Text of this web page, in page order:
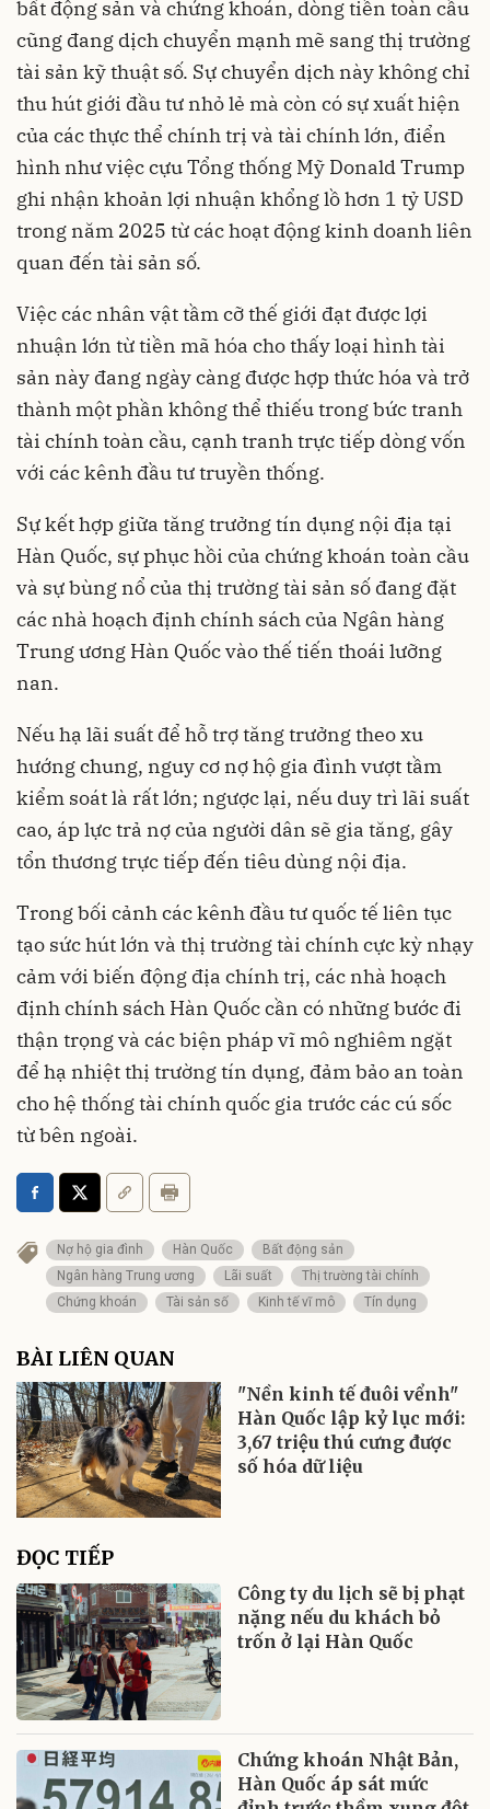
bất động sản và chứng khoán, dòng tiền toàn cầu
cũng đang dịch chuyển mạnh mẽ sang thị trường
tài sản kỹ thuật số. Sự chuyển dịch này không chỉ
thu hút giới đầu tư nhỏ lẻ mà còn có sự xuất hiện
của các thực thể chính trị và tài chính lớn, điển
hình như việc cựu Tổng thống Mỹ Donald Trump
ghi nhận khoản lợi nhuận khổng lồ hơn 1 tỷ USD
trong năm 2025 từ các hoạt động kinh doanh liên
quan đến tài sản số.
Việc các nhân vật tầm cỡ thế giới đạt được lợi
nhuận lớn từ tiền mã hóa cho thấy loại hình tài
sản này đang ngày càng được hợp thức hóa và trở
thành một phần không thể thiếu trong bức tranh
tài chính toàn cầu, cạnh tranh trực tiếp dòng vốn
với các kênh đầu tư truyền thống.
Sự kết hợp giữa tăng trưởng tín dụng nội địa tại
Hàn Quốc, sự phục hồi của chứng khoán toàn cầu
và sự bùng nổ của thị trường tài sản số đang đặt
các nhà hoạch định chính sách của Ngân hàng
Trung ương Hàn Quốc vào thế tiến thoái lưỡng
nan.
Nếu hạ lãi suất để hỗ trợ tăng trưởng theo xu
hướng chung, nguy cơ nợ hộ gia đình vượt tầm
kiểm soát là rất lớn; ngược lại, nếu duy trì lãi suất
cao, áp lực trả nợ của người dân sẽ gia tăng, gây
tổn thương trực tiếp đến tiêu dùng nội địa.
Trong bối cảnh các kênh đầu tư quốc tế liên tục
tạo sức hút lớn và thị trường tài chính cực kỳ nhạy
cảm với biến động địa chính trị, các nhà hoạch
định chính sách Hàn Quốc cần có những bước đi
thận trọng và các biện pháp vĩ mô nghiêm ngặt
để hạ nhiệt thị trường tín dụng, đảm bảo an toàn
cho hệ thống tài chính quốc gia trước các cú sốc
từ bên ngoài.
Nợ hộ gia đình Hàn Quốc
Bất động sản
Ngân hàng Trung ương
Lãi suất
Thị trường tài chính
Chứng khoán
Tài sản số Kinh tế vĩ mô Tín dụng
BÀI LIÊN QUAN
"Nền kinh tế đuôi vểnh"
Hàn Quốc lập kỷ lục mới:
3,67 triệu thú cưng được
số hóa dữ liệu
ĐỌC TIẾP
Công ty du lịch sẽ bị phạt
nặng nếu du khách bỏ
trốn ở lại Hàn Quốc
Chứng khoán Nhật Bản,
Hàn Quốc áp sát mức